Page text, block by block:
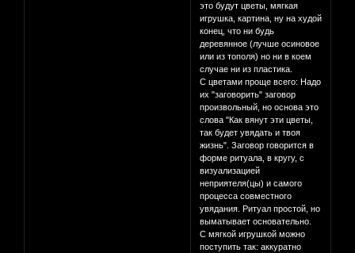
это будут цветы, мягкая
игрушка, картина, ну на худой
конец, что ни будь
деревянное (лучше осиновое
или из тополя) но ни в коем
случае ни из пластика.
С цветами проще всего: Надо
их "заговорить" заговор
произвольный, но основа это
слова "Как вянут эти цветы,
так будет увядать и твоя
жизнь". Заговор говорится в
форме ритуала, в кругу, с
визуализацией
неприятеля(цы) и самого
процесса совместного
увядания. Ритуал простой, но
выматывает основательно.
С мягкой игрушкой можно
поступить так: аккуратно